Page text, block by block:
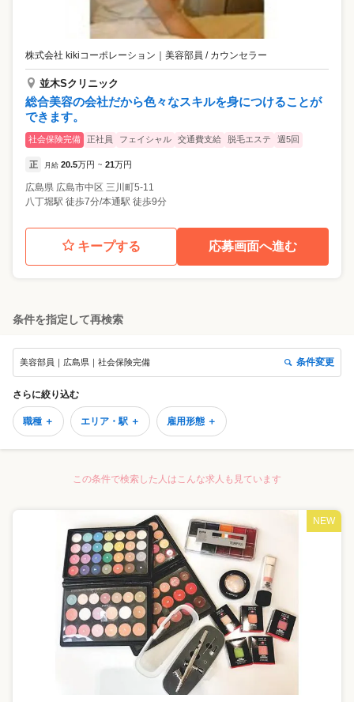
株式会社 kikiコーポレーション ｜ 美容部員 / カウンセラー
並木Sクリニック
総合美容の会社だから色々なスキルを身につけることが
できます。
社会保険完備 正社員 フェイシャル 交通費支給 脱毛エステ 週5回
正 月給 20.5万円 ~ 21万円
広島県 広島市中区 三川町5-11
八丁堀駅 徒歩7分/本通駅 徒歩9分
キープする 応募画面へ進む
条件を指定して再検索
美容部員｜広島県｜社会保険完備 条件変更
さらに絞り込む
職種 ＋ エリア・駅 ＋ 雇用形態 ＋
この条件で検索した人はこんな求人も見ています
NEW